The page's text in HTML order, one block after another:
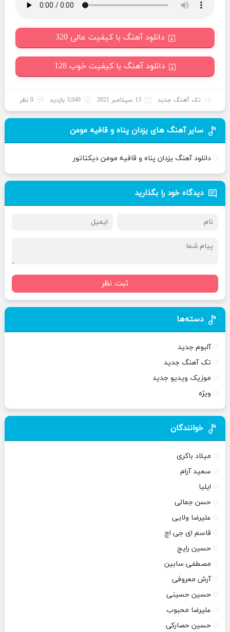
دانلود آهنگ با کیفیت عالی 320
دانلود آهنگ با کیفیت خوب 128
تک آهنگ جدید 13 سپتامبر 2021 3,049 بازدید 0 نظر
سایر آهنگ های یزدان پناه و قافیه مومن
دانلود آهنگ یزدان پناه و قافیه مومن دیکتاتور
دیدگاه خود را بگذارید
ثبت نظر
دسته‌ها
آلبوم جدید
تک آهنگ جدید
موزیک ویدیو جدید
ویژه
خوانندگان
میلاد باکری
سعید آرام
ایلیا
حسن جمالی
علیرضا ولایی
قاسم ای جی اچ
حسین رایج
مصطفی سابین
آرش معروفی
حسین حسینی
علیرضا محبوب
حسین حصارکی